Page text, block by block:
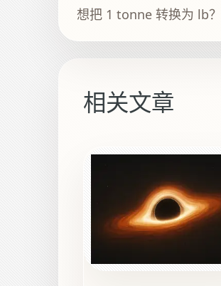
想把 1 tonne 转换为 lb
相关文章